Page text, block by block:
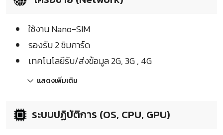
ใช้งาน Nano-SIM
รองรับ 2 ซิมการ์ด
เทคโนโลยีรับ/ส่งข้อมูล 2G, 3G , 4G
แสดงเพิ่มเติม
ระบบปฏิบัติการ (OS, CPU, GPU)